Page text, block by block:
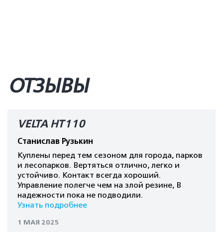
ОТЗЫВЫ
VELTA HT110
Станислав Рузькин
Куплены перед тем сезоном для города, парков
и лесопарков. Вертяться отлично, легко и
устойчиво. Контакт всегда хороший.
Управление полегче чем на злой резине, В
надежности пока не подводили.
Узнать подробнее
1 МАЯ 2025